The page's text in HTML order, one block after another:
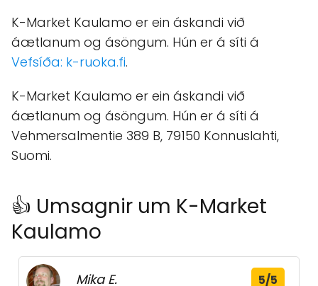
K-Market Kaulamo er ein áskandi við
áætlanum og ásöngum. Hún er á síti á
Vefsíða: k-ruoka.fi.
K-Market Kaulamo er ein áskandi við
áætlanum og ásöngum. Hún er á síti á
Vehmersalmentie 389 B, 79150 Konnuslahti,
Suomi.
👍 Umsagnir um K-Market
Kaulamo
Mika E. 5/5